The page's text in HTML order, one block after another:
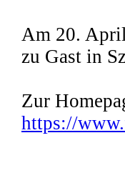
Am 20.
zu Gast in
Zur
https://